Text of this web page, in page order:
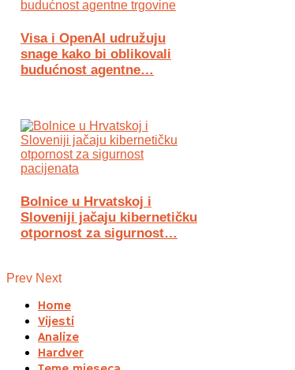
Visa i OpenAI udružuju
snage kako bi oblikovali
budućnost agentne…
Bolnice u Hrvatskoj i
Sloveniji jačaju kibernetičku
otpornost za sigurnost…
Prev Next
Home
Vijesti
Analize
Hardver